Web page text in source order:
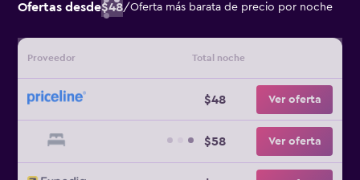
Ofertas desde$48/Oferta más barata de precio por noche
Proveedor Total noche
$48 Ver oferta
$58 Ver oferta